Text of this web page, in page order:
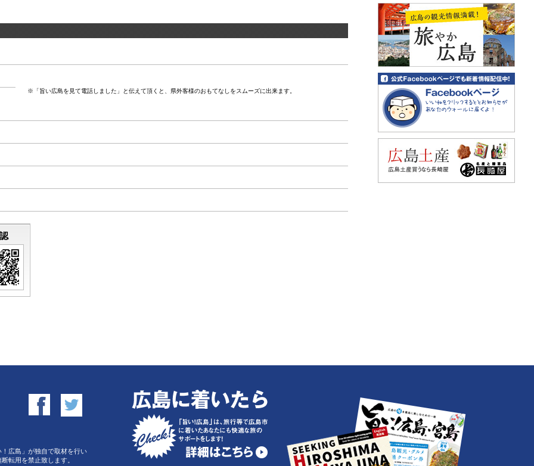
※「旨い広島を見て電話しました」と伝えて頂くと、県外客様のおもてなしをスムーズに出来ます。
広島」が独自で取材を行い
転用を禁止致します。